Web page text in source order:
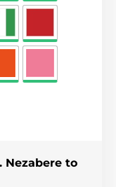
Nezabere to